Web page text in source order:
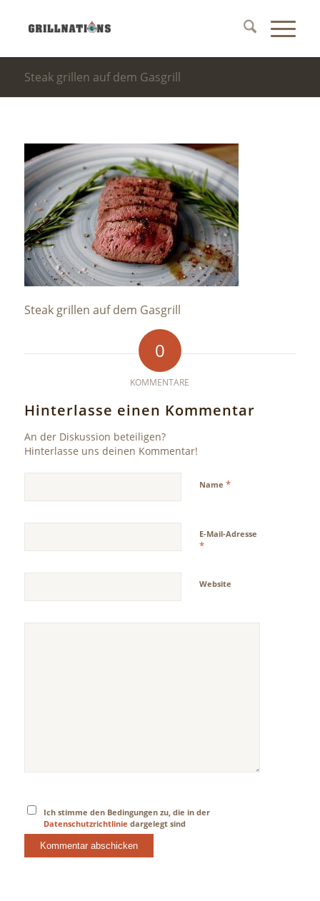
Steak grillen auf dem Gasgrill
Steak grillen auf dem Gasgrill
0
KOMMENTARE
Hinterlasse einen Kommentar
An der Diskussion beteiligen?
Hinterlasse uns deinen Kommentar!
Name *
E-Mail-Adresse
*
Website
Ich stimme den Bedingungen zu, die in der
Datenschutzrichtlinie dargelegt sind